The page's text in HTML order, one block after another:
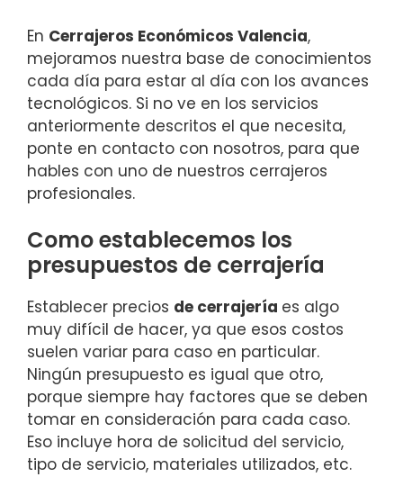
En Cerrajeros Económicos Valencia,
mejoramos nuestra base de conocimientos
cada día para estar al día con los avances
tecnológicos. Si no ve en los servicios
anteriormente descritos el que necesita,
ponte en contacto con nosotros, para que
hables con uno de nuestros cerrajeros
profesionales.
Como establecemos los
presupuestos de cerrajería
Establecer precios de cerrajería es algo
muy difícil de hacer, ya que esos costos
suelen variar para caso en particular.
Ningún presupuesto es igual que otro,
porque siempre hay factores que se deben
tomar en consideración para cada caso.
Eso incluye hora de solicitud del servicio,
tipo de servicio, materiales utilizados, etc.